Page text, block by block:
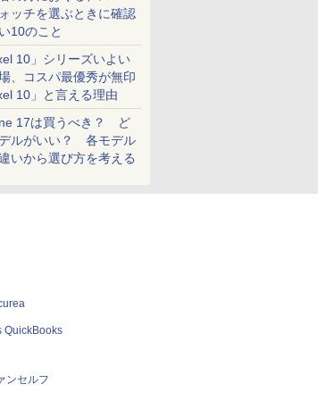
ッチを選ぶときに確認
10のこと
10」シリーズいよい
、コスパ最優秀が無印
10」と言える理由
17は買うべき？ ど
ルがいい？ 各モデル
いから選び方を考える
QuickBooks
ンセルフ